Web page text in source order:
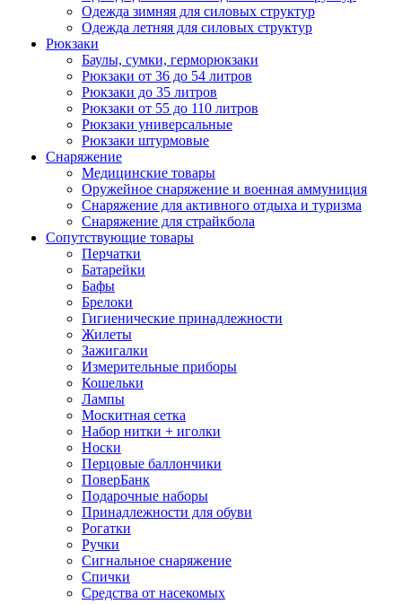
Одежда зимняя для силовых структур
Одежда летняя для силовых структур
Рюкзаки
Баулы, сумки, герморюкзаки
Рюкзаки от 36 до 54 литров
Рюкзаки до 35 литров
Рюкзаки от 55 до 110 литров
Рюкзаки универсальные
Рюкзаки штурмовые
Снаряжение
Медицинские товары
Оружейное снаряжение и военная аммуниция
Снаряжение для активного отдыха и туризма
Снаряжение для страйкбола
Сопутствующие товары
Перчатки
Батарейки
Бафы
Брелоки
Гигиенические принадлежности
Жилеты
Зажигалки
Измерительные приборы
Кошельки
Лампы
Москитная сетка
Набор нитки + иголки
Носки
Перцовые баллончики
ПоверБанк
Подарочные наборы
Принадлежности для обуви
Рогатки
Ручки
Сигнальное снаряжение
Спички
Средства от насекомых